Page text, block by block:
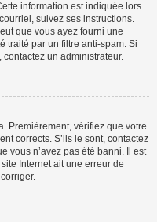
information est indiquée lors
suivez ses instructions.
que vous ayez fourni une
traité par un filtre anti-spam. Si
contactez un administrateur.
Premièrement, vérifiez que votre
corrects. S’ils le sont, contactez
vous n’avez pas été banni. Il est
Internet ait une erreur de